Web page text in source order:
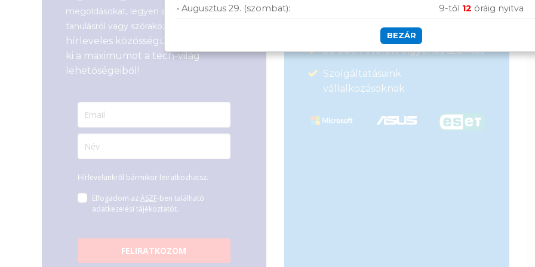
megoldásokat, legyen szó munkáról,
tanulásról vagy szórakozásról!
hírleveles közösségünkhöz, és hozd
ki a maximumot a tech-világ
lehetőségeiből!
Hírlevelünkről bármikor leiratkozhatsz.
Elfogadom az ÁSZF-ben található
adatkezelési tájékoztatót.
FELIRATKOZOM
Hűségprogram
50 000 Ft felett ingyenes szállítás
Szolgáltatásaink
vállalkozásoknak
• Augusztus 29. (szombat): 9-től 12 óráig nyitva
BEZÁR